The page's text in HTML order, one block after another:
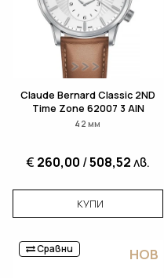
Claude Bernard Classic 2ND
Time Zone 62007 3 AIN
42 мм
€ 260,00 /508,52лв.
КУПИ
Сравни НОВ